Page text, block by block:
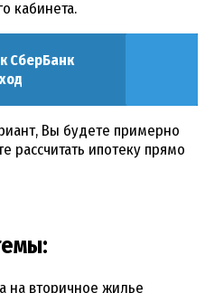
кабинета.
СберБанк
Вы будете примерно
рассчитать ипотеку прямо